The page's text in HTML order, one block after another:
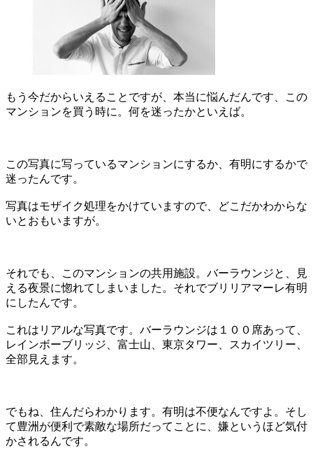
もう今だからいえることですが、本当に悩んだんです、この
マンションを買う時に。何を迷ったかといえば。
この写真に写っているマンションにするか、有明にするかで
迷ったんです。
写真はモザイク処理をかけていますので、どこだかわからな
いとおもいますが。
それでも、このマンションの共用施設。バーラウンジと、見
える夜景に惚れてしまいました。それでブリリアマーレ有明
にしたんです。
これはリアルな写真です。バーラウンジは１００席あって、
レインボーブリッジ、富士山、東京タワー、スカイツリー、
全部見えます。
でもね、住んだらわかります。有明は不便なんですよ。そし
て豊洲が便利で素敵な場所だってことに、嫌というほど気付
かされるんです。